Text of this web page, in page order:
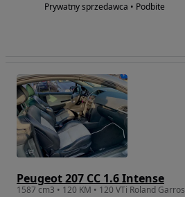
Prywatny sprzedawca • Podbite
Peugeot 207 CC 1.6 Intense
1587 cm3 • 120 KM • 120 VTi Roland Garros